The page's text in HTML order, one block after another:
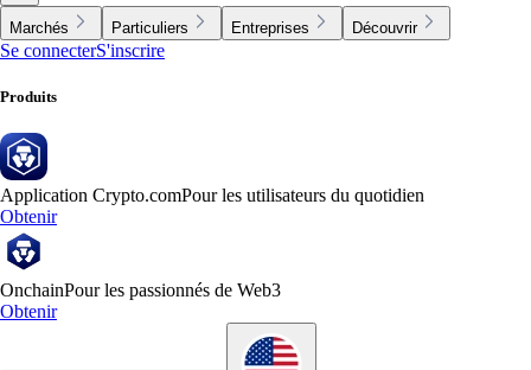
Marchés Particuliers Entreprises Découvrir
Se connecterS'inscrire
Produits
Application Crypto.comPour les utilisateurs du quotidien
Obtenir
OnchainPour les passionnés de Web3
Obtenir